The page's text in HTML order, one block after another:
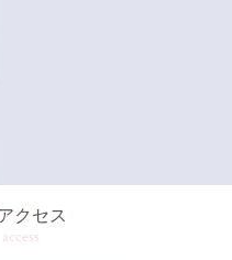
クセス
access